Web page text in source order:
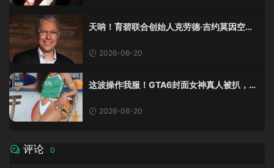
天呐！育碧联合创始人克劳德·吉约莫因空难
2026-06-20
这波操作我服！GTA6封面女神真人被扒，网
2026-06-20
评论 0